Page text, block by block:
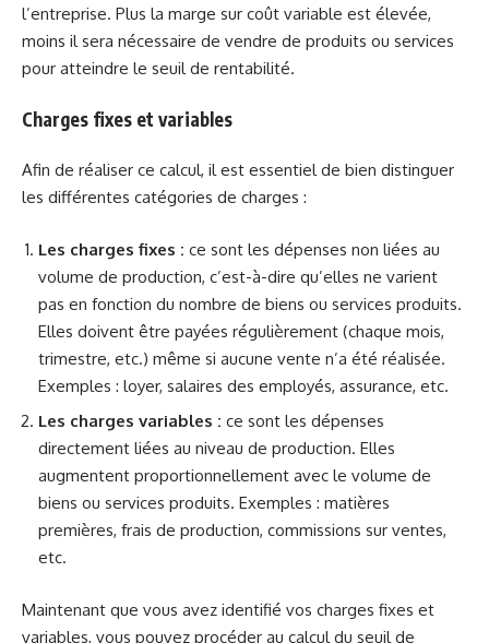
l’entreprise. Plus la marge sur coût variable est élevée,
moins il sera nécessaire de vendre de produits ou services
pour atteindre le seuil de rentabilité.
Charges fixes et variables
Afin de réaliser ce calcul, il est essentiel de bien distinguer
les différentes catégories de charges :
Les charges fixes : ce sont les dépenses non liées au
volume de production, c’est-à-dire qu’elles ne varient
pas en fonction du nombre de biens ou services produits.
Elles doivent être payées régulièrement (chaque mois,
trimestre, etc.) même si aucune vente n’a été réalisée.
Exemples : loyer, salaires des employés, assurance, etc.
Les charges variables : ce sont les dépenses
directement liées au niveau de production. Elles
augmentent proportionnellement avec le volume de
biens ou services produits. Exemples : matières
premières, frais de production, commissions sur ventes,
etc.
Maintenant que vous avez identifié vos charges fixes et
variables, vous pouvez procéder au calcul du seuil de